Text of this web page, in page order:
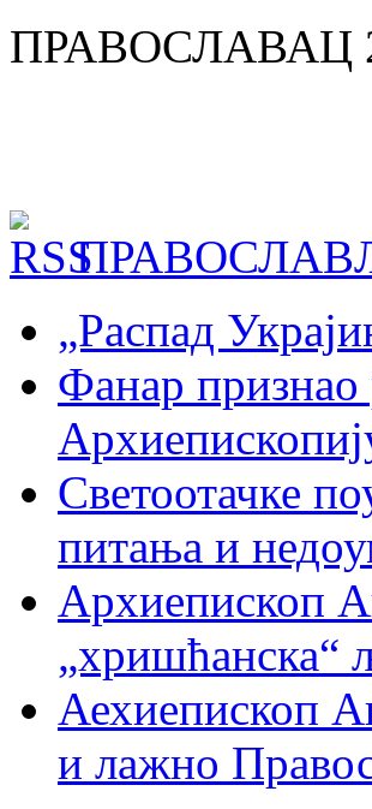
ПРАВОСЛАВАЦ
„Распад
Фанар
Светоотачке
питања и
Архиепископ
„хришћанска“
Аехиепископ
и лажно